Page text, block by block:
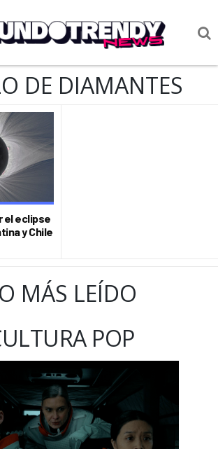
DE DIAMANTES
el eclipse
y Chile
MÁS LEÍDO
POP